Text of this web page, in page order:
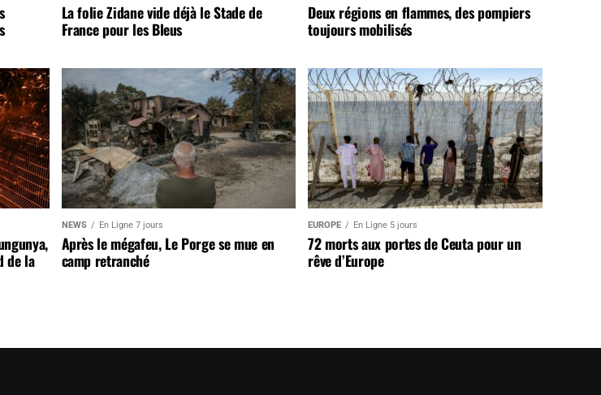
La folie Zidane vide déjà le Stade de
France pour les Bleus
Deux régions en flammes, des pompiers
toujours mobilisés
de la
NEWS En Ligne 7 jours
Après le mégafeu, Le Porge se mue en
camp retranché
EUROPE En Ligne 5 jours
72 morts aux portes de Ceuta pour un
rêve d’Europe